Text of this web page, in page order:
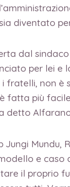
diventato
dal
per lei
fratelli, non
fatta più
detto
Jungi Mundu,
e
il proprio